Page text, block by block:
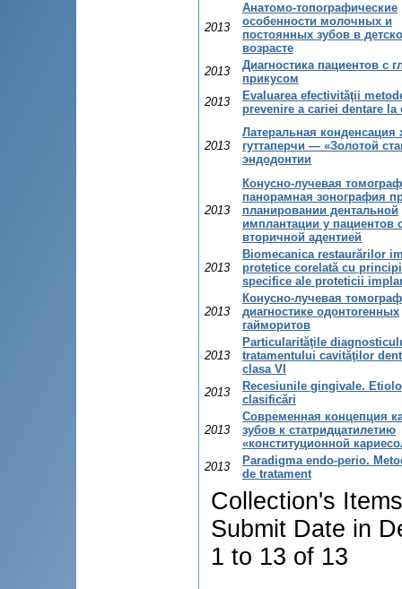
2013
Aнатомо-топографические
особенности молочных и
постоянных зубов в
возрасте
2013
Диагностика пациентов с
прикусом
2013
Evaluarea efectivităţii
prevenire a cariei dentare la
2013
Латеральная конденсация
гуттаперчи — «Золотой
эндодонтии
2013
Конусно-лучевая
панорамная зонография
планировании дентальной
имплантации у пациентов
вторичной адентией
2013
Biomecanica restaurărilor
protetice corelată cu
specifice ale proteticii
2013
Конусно-лучевая
диагностике одонтогенных
гайморитов
2013
Particularităţile
tratamentului cavităţilor
clasa VI
2013
Recesiunile gingivale.
clasificări
2013
Современная концепция
зубов к статридцатилетию
«конституционной
2013
Paradigma endo-perio.
de tratament
Collection's
Submit Date in
1 to 13 of 13